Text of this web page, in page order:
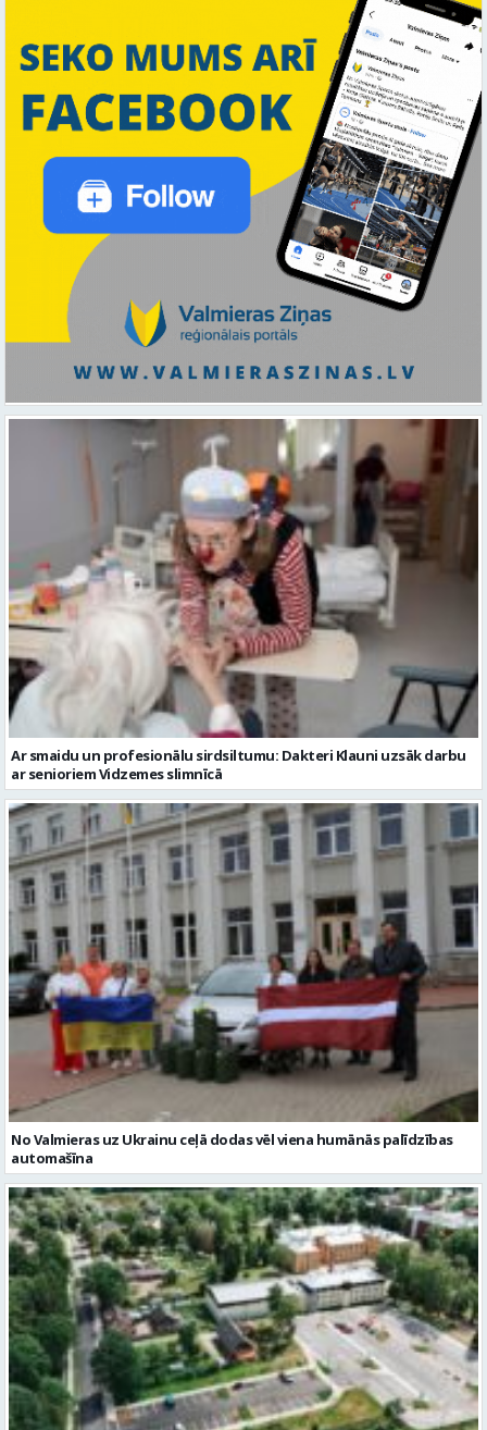
Ar smaidu un profesionālu sirdsiltumu: Dakteri Klauni uzsāk darbu
ar senioriem Vidzemes slimnīcā
No Valmieras uz Ukrainu ceļā dodas vēl viena humānās palīdzības
automašīna